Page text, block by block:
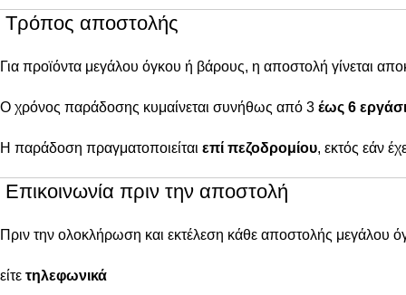
Τρόπος αποστολής
Για προϊόντα μεγάλου όγκου ή βάρους, η αποστολή γίνεται
Ο χρόνος παράδοσης κυμαίνεται συνήθως από 3 έως 6
Η παράδοση πραγματοποιείται επί πεζοδρομίου, εκτός εάν
Επικοινωνία πριν την αποστολή
Πριν την ολοκλήρωση και εκτέλεση κάθε αποστολής μεγάλου
είτε τηλεφωνικά